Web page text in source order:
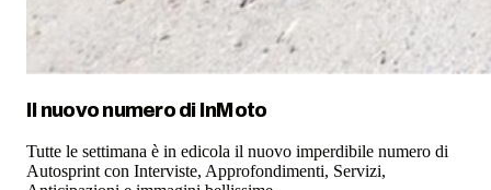
Il nuovo numero di InMoto
Tutte le settimana è in edicola il nuovo imperdibile numero di
Autosprint con Interviste, Approfondimenti, Servizi,